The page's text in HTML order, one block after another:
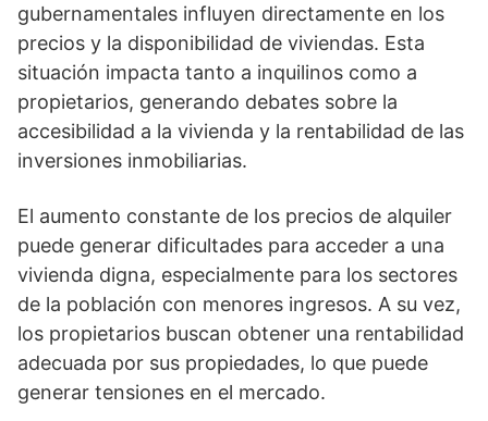
gubernamentales influyen directamente en los
precios y la disponibilidad de viviendas. Esta
situación impacta tanto a inquilinos como a
propietarios, generando debates sobre la
accesibilidad a la vivienda y la rentabilidad de las
inversiones inmobiliarias.
El aumento constante de los precios de alquiler
puede generar dificultades para acceder a una
vivienda digna, especialmente para los sectores
de la población con menores ingresos. A su vez,
los propietarios buscan obtener una rentabilidad
adecuada por sus propiedades, lo que puede
generar tensiones en el mercado.